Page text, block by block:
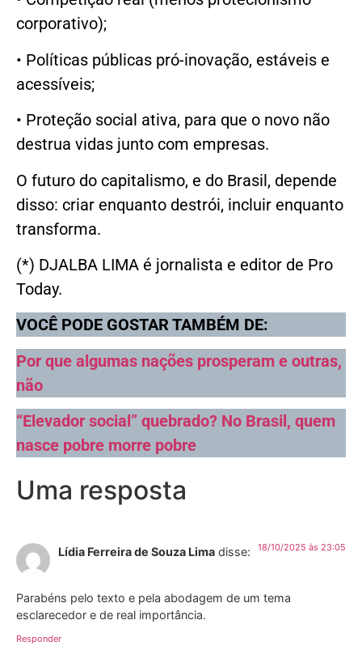
corporativo);
• Políticas públicas pró-inovação, estáveis e
acessíveis;
• Proteção social ativa, para que o novo não
destrua vidas junto com empresas.
O futuro do capitalismo, e do Brasil, depende
disso: criar enquanto destrói, incluir enquanto
transforma.
(*) DJALBA LIMA é jornalista e editor de Pro
Today.
VOCÊ PODE GOSTAR TAMBÉM DE:
Por que algumas nações prosperam e outras,
não
“Elevador social” quebrado? No Brasil, quem
nasce pobre morre pobre
Uma resposta
Lídia Ferreira de Souza Lima disse: 18/10/2025 às 23:05
Parabéns pelo texto e pela abodagem de um tema
esclarecedor e de real importância.
Responder